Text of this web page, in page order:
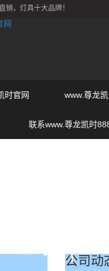
销，灯具十大品牌！
网
时官网 www.尊龙
联系www.尊龙凯时
公司动